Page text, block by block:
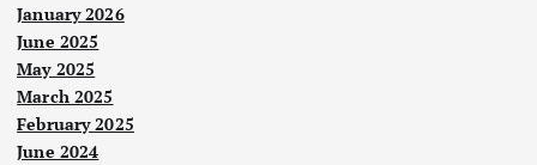
January 2026
June 2025
May 2025
March 2025
February 2025
June 2024